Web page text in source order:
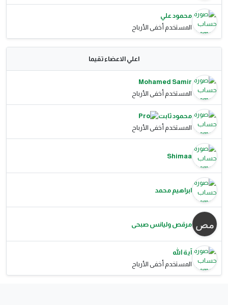
محمود علي
المستخدم أخفى الأرباح
اعلي الاعضاء تقيما
Mohamed Samir
المستخدم أخفى الأرباح
محمود ثابت
المستخدم أخفى الأرباح
Shimaa
ابراهيم محمد
مرقص وليانس صبحى
آية الله
المستخدم أخفى الأرباح